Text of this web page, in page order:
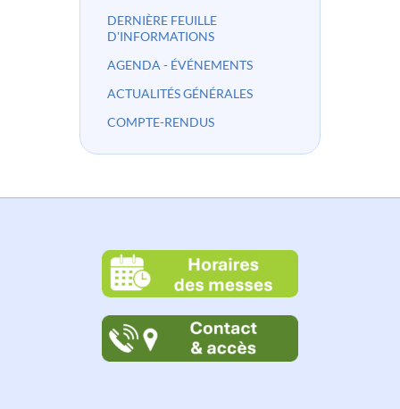
DERNIÈRE FEUILLE
D'INFORMATIONS
AGENDA - ÉVÉNEMENTS
ACTUALITÉS GÉNÉRALES
COMPTE-RENDUS